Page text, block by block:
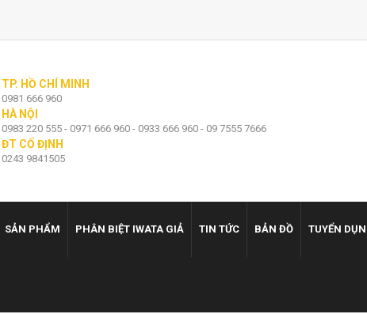
TP. HỒ CHÍ MINH
0981 666 960
HÀ NỘI
0983 220 555 - 0971 666 960 - 0933 666 960 - 09 7555 7666
ĐT CỐ ĐỊNH
0243 9841505
SẢN PHẨM PHÂN BIỆT IWATA GIẢ TIN TỨC BẢN ĐỒ TUYỂN